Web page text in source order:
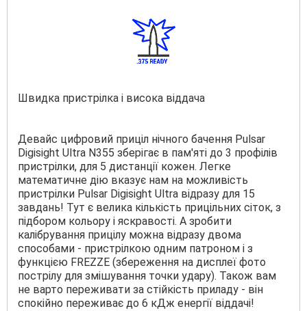
Швидка пристрілка і висока віддача
Девайс цифровий приціл нічного бачення Pulsar
Digisight Ultra N355 зберігає в пам'яті до 3 профілів
пристрілки, для 5 дистанції кожен. Легке
математичне дію вказує нам на можливість
пристрілки Pulsar Dіgіѕіght Ultrа відразу для 15
завдань! Тут є велика кількість прицільних сіток, з
підбором кольору і яскравості. А зробити
калібрування прицілу можна відразу двома
способами - пристрілкою одним патроном і з
функцією FREZZE (збереження на дисплеї фото
пострілу для змішування точки удару). Також вам
не варто переживати за стійкість приладу - він
спокійно переживає до 6 кДж енергії віддачі!